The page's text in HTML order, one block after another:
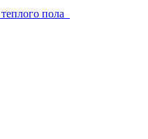
пола